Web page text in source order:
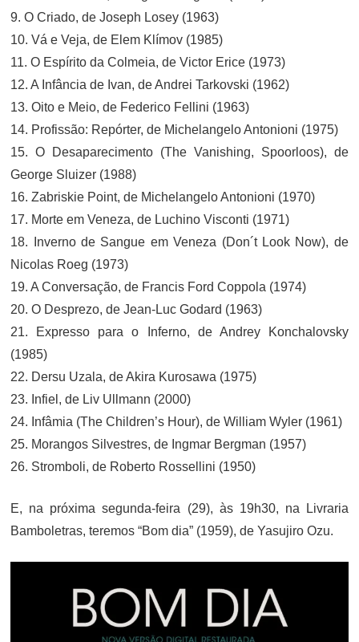
9. O Criado, de Joseph Losey (1963)
10. Vá e Veja, de Elem Klímov (1985)
11. O Espírito da Colmeia, de Victor Erice (1973)
12. A Infância de Ivan, de Andrei Tarkovski (1962)
13. Oito e Meio, de Federico Fellini (1963)
14. Profissão: Repórter, de Michelangelo Antonioni (1975)
15. O Desaparecimento (The Vanishing, Spoorloos), de
George Sluizer (1988)
16. Zabriskie Point, de Michelangelo Antonioni (1970)
17. Morte em Veneza, de Luchino Visconti (1971)
18. Inverno de Sangue em Veneza (Don´t Look Now), de
Nicolas Roeg (1973)
19. A Conversação, de Francis Ford Coppola (1974)
20. O Desprezo, de Jean-Luc Godard (1963)
21. Expresso para o Inferno, de Andrey Konchalovsky
(1985)
22. Dersu Uzala, de Akira Kurosawa (1975)
23. Infiel, de Liv Ullmann (2000)
24. Infâmia (The Children’s Hour), de William Wyler (1961)
25. Morangos Silvestres, de Ingmar Bergman (1957)
26. Stromboli, de Roberto Rossellini (1950)
E, na próxima segunda-feira (29), às 19h30, na Livraria
Bamboletras, teremos “Bom dia” (1959), de Yasujiro Ozu.